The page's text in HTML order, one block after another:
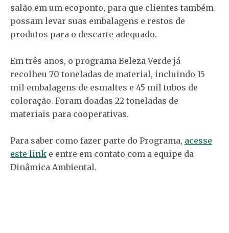
salão em um ecoponto, para que clientes também
possam levar suas embalagens e restos de
produtos para o descarte adequado.
Em três anos, o programa Beleza Verde já
recolheu 70 toneladas de material, incluindo 15
mil embalagens de esmaltes e 45 mil tubos de
coloração. Foram doadas 22 toneladas de
materiais para cooperativas.
Para saber como fazer parte do Programa, acesse
este link e entre em contato com a equipe da
Dinâmica Ambiental.